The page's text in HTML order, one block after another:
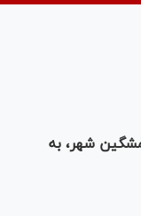
شهر، به